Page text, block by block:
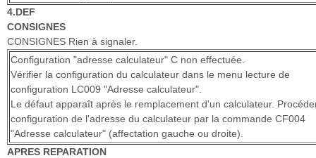
4.DEF
CONSIGNES
CONSIGNES Rien à signaler.
Configuration "adresse calculateur" C non effectuée.
Vérifier la configuration du calculateur dans le menu lecture de
configuration LC009 "Adresse calculateur".
Le défaut apparaît après le remplacement d'un calculateur.
configuration de l'adresse du calculateur par la commande CF004
"Adresse calculateur" (affectation gauche ou droite).
APRES REPARATION